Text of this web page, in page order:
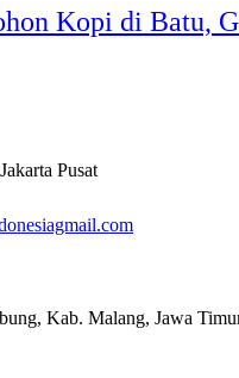
Kopi di Batu,
Pusat
Kab. Malang, Jawa